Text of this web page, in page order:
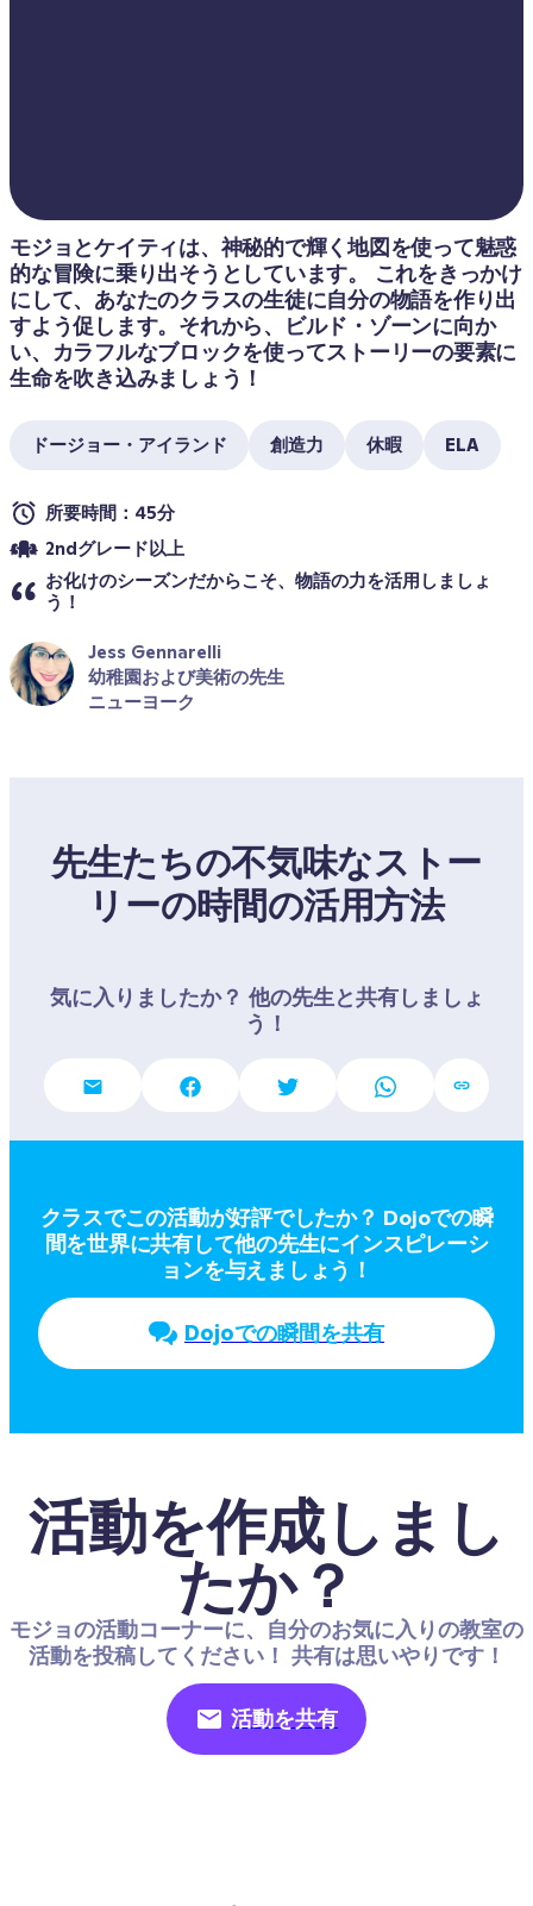
モジョとケイティは、神秘的で輝く地図を使って魅惑
的な冒険に乗り出そうとしています。 これをきっかけ
にして、あなたのクラスの生徒に自分の物語を作り出
すよう促します。それから、ビルド・ゾーンに向か
い、カラフルなブロックを使ってストーリーの要素に
生命を吹き込みましょう！
ドージョー・アイランド 創造力 休暇 ELA
所要時間：45分
2ndグレード以上
お化けのシーズンだからこそ、物語の力を活用しましょ
う！
Jess Gennarelli
幼稚園および美術の先生
ニューヨーク
先生たちの不気味なストー
リーの時間の活用方法
気に入りましたか？ 他の先生と共有しましょ
う！
クラスでこの活動が好評でしたか？ Dojoでの瞬
間を世界に共有して他の先生にインスピレーシ
ョンを与えましょう！
Dojoでの瞬間を共有
活動を作成しまし
たか？
モジョの活動コーナーに、自分のお気に入りの教室の
活動を投稿してください！ 共有は思いやりです！
活動を共有